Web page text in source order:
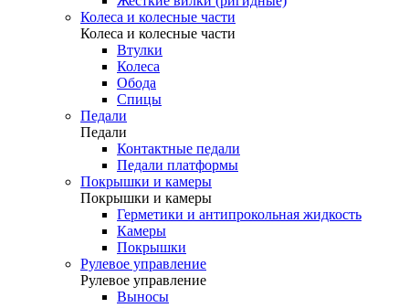
Колеса и колесные части
Колеса и колесные части
Втулки
Колеса
Обода
Спицы
Педали
Педали
Контактные педали
Педали платформы
Покрышки и камеры
Покрышки и камеры
Герметики и антипрокольная жидкость
Камеры
Покрышки
Рулевое управление
Рулевое управление
Выносы